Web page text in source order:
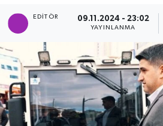
EDITÖR 09.11.2024 - 23:02
YAYINLANMA
Son Dakika Haberleri
Haber Arşivi